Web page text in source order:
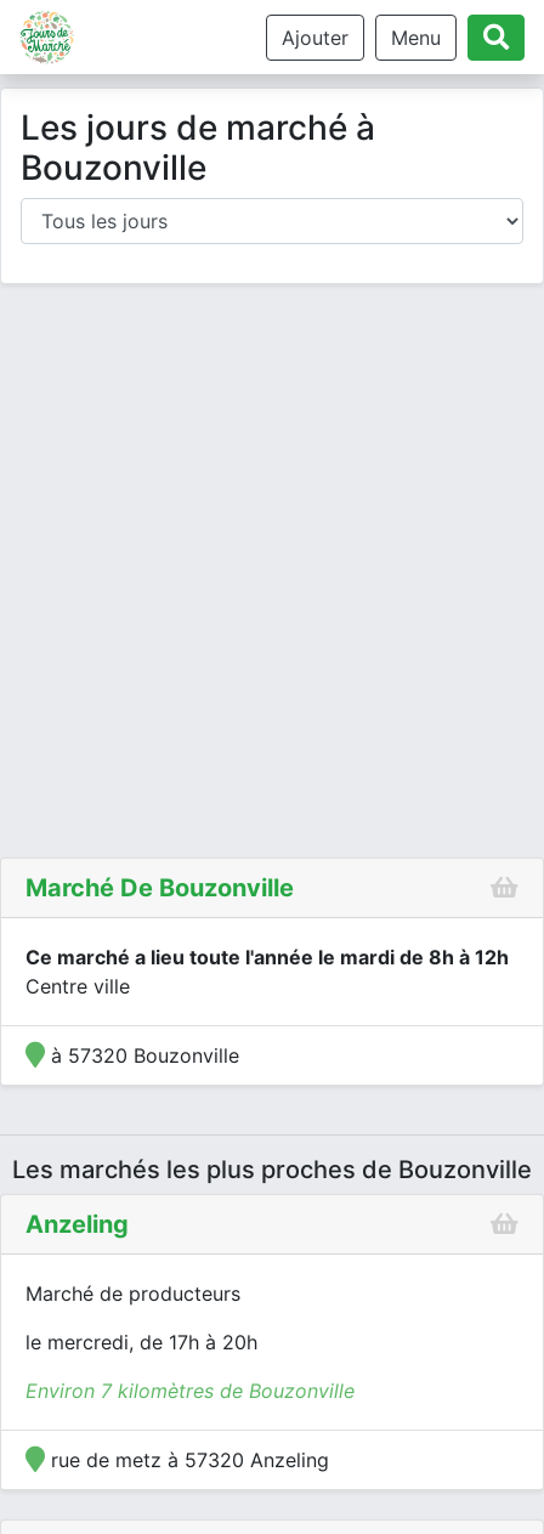
Ajouter Menu
Les jours de marché à
Bouzonville
Marché De Bouzonville
Ce marché a lieu toute l'année le mardi de 8h à 12h
Centre ville
à 57320 Bouzonville
Les marchés les plus proches de Bouzonville
Anzeling
Marché de producteurs
le mercredi, de 17h à 20h
Environ 7 kilomètres de Bouzonville
rue de metz à 57320 Anzeling